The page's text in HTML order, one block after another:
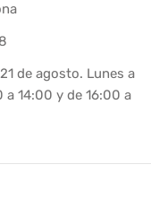
de agosto. Lunes a
a 14:00 y de 16:00 a